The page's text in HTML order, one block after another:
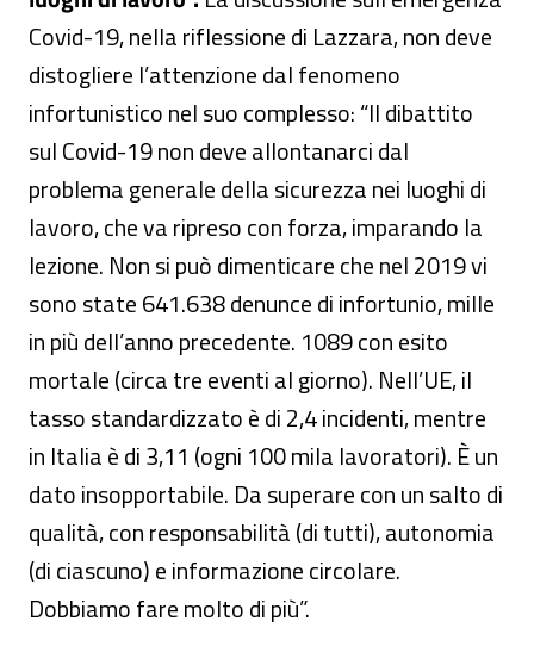
Covid-19, nella riflessione di Lazzara, non deve
distogliere l’attenzione dal fenomeno
infortunistico nel suo complesso: “Il dibattito
sul Covid-19 non deve allontanarci dal
problema generale della sicurezza nei luoghi di
lavoro, che va ripreso con forza, imparando la
lezione. Non si può dimenticare che nel 2019 vi
sono state 641.638 denunce di infortunio, mille
in più dell’anno precedente. 1089 con esito
mortale (circa tre eventi al giorno). Nell’UE, il
tasso standardizzato è di 2,4 incidenti, mentre
in Italia è di 3,11 (ogni 100 mila lavoratori). È un
dato insopportabile. Da superare con un salto di
qualità, con responsabilità (di tutti), autonomia
(di ciascuno) e informazione circolare.
Dobbiamo fare molto di più”.